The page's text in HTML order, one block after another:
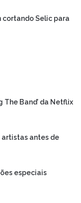
cortando Selic para
The Band’ da Netflix
antes de
especiais